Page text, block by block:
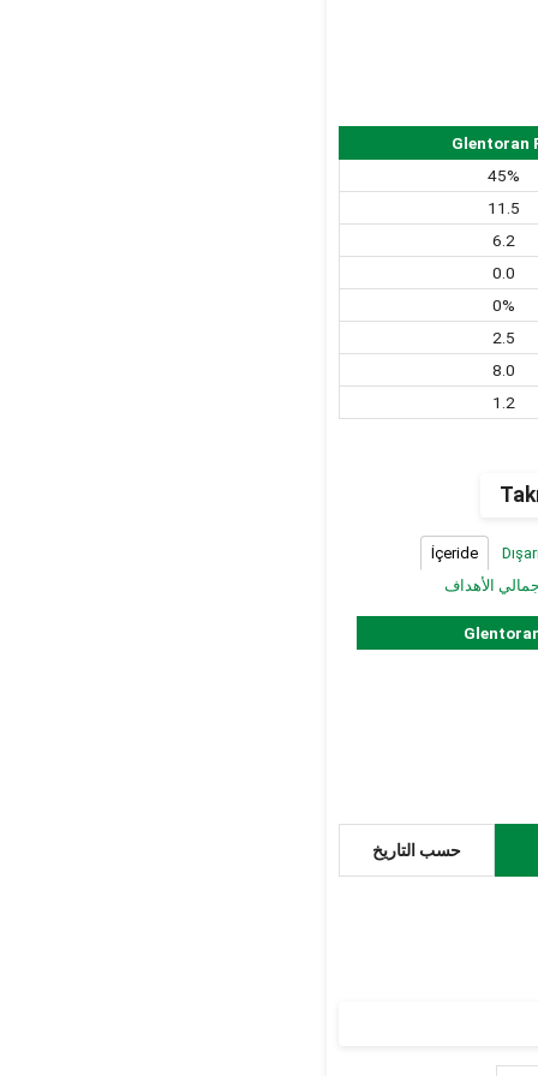
Glentoran
45%
11.5
6.2
0.0
0%
2.5
8.0
1.2
İçeride
الأهداف
حسب التاريخ